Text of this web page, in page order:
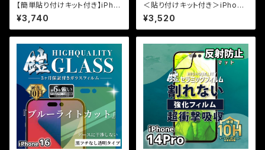
【簡単貼り付けキット付き】iPho
ne16Pro用 超反射防止（AR+
AG） 超マット（反射防止+マッ
ト加工） 保証付きガラスフィル
¥3,740
＜貼り付けキット付き＞iPhone
17e/16e/14/13pro/13【のぞき
見防止＆ブルーライトカット】3カ
月保証付き『ガラスフィルム鎧』
¥3,520